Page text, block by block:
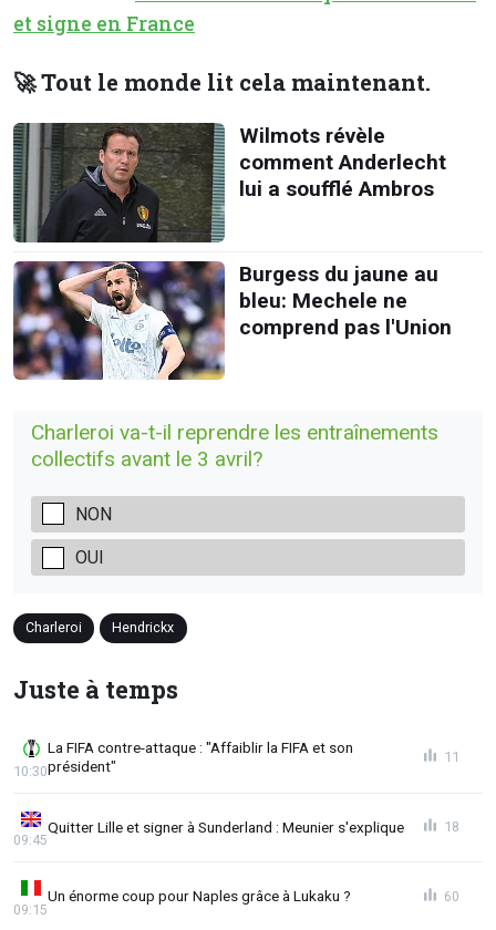
et signe en France
🚀 Tout le monde lit cela maintenant.
Wilmots révèle
comment Anderlecht
lui a soufflé Ambros
Burgess du jaune au
bleu: Mechele ne
comprend pas l'Union
Charleroi va-t-il reprendre les entraînements
collectifs avant le 3 avril?
NON
OUI
Charleroi Hendrickx
Juste à temps
La FIFA contre-attaque : "Affaiblir la FIFA et son
président"
10:30
11
Quitter Lille et signer à Sunderland : Meunier s'explique
09:45
18
Un énorme coup pour Naples grâce à Lukaku ?
09:15
60